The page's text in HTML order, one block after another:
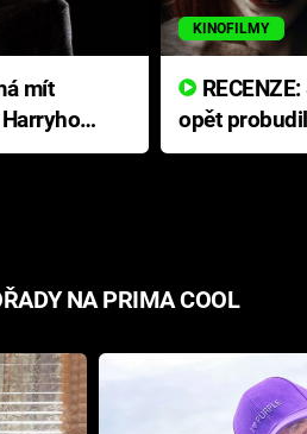
mít
KINOFILMY
opět
přichází s
NA PRIMA COOL